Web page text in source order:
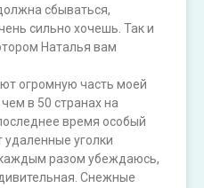
сбываться,
сильно хочешь. Так и
Наталья вам
огромную часть моей
в 50 странах на
время особый
уголки
разом убеждаюсь,
Снежные